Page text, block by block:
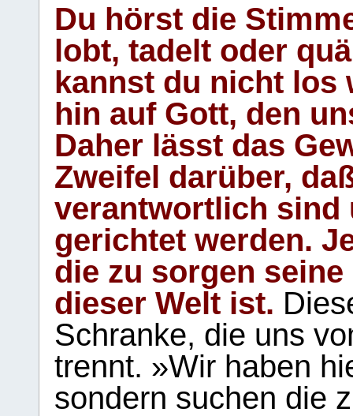
Du hörst die
lobt, tadelt oder
kannst du nicht los
hin auf Gott, den
Daher lässt das
Zweifel darüber,
verantwortlich sind
gerichtet werden.
die zu sorgen
dieser Welt ist.
Schranke, die uns
trennt. »Wir haben
sondern suchen die